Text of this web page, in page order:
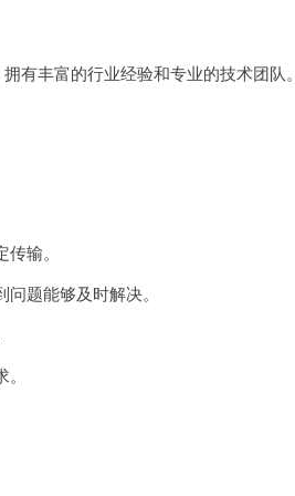
有丰富的行业经验和专业的技术团队。
输。
题能够及时解决。